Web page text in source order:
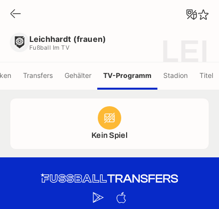
Leichhardt (frauen)
Fußball Im TV
Transfers Gehälter TV-Programm Stadion Titel
Kein Spiel